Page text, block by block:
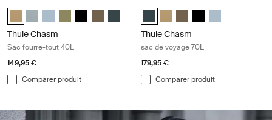
Thule Chasm 40L duffel Beige doux (selected)
Thule Chasm 40L duffel Bleu doux
Thule Chasm 40L duffel Gris étang
Thule Chasm 40L duffel Olivine
Thule Chasm 40L duffel Noir
Thule Chasm 40L duffel Kaki rofond
Thule Chasm 40L duffel Bleu le plus foncé
Thule Chasm
Sac fourre-tout 40L
149,95 €
Comparer produit
Thule Chasm 70L duffel Bleu le
Thule Chasm 70L duffel
Thule Chasm 70L duffel
Thule Chasm 70L
Thule Chasm
Thule Chasm
sac de voyage 70L
179,95 €
Comparer produit